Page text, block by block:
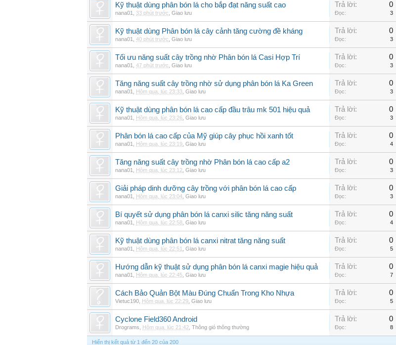
Kỹ thuật dùng phân bón lá cho bắp đạt năng suất cao
nana01 33 phút trước Giao lưu
Trả lời: 0
Đọc: 3
Kỹ thuật dùng Phân bón lá cây cảnh tăng cường đề kháng
nana01 40 phút trước Giao lưu
Trả lời: 0
Đọc: 3
Tối ưu năng suất cây trồng nhờ Phân bón lá Casi Hợp Trí
nana01 47 phút trước Giao lưu
Trả lời: 0
Đọc: 3
Tăng năng suất cây trồng nhờ sử dụng phân bón lá Ka Green
nana01 Hôm qua, lúc 23:33 Giao lưu
Trả lời: 0
Đọc: 3
Kỹ thuật dùng phân bón lá cao cấp đầu trâu mk 501 hiệu quả
nana01 Hôm qua, lúc 23:26 Giao lưu
Trả lời: 0
Đọc: 3
Phân bón lá cao cấp của Mỹ giúp cây phục hồi xanh tốt
nana01 Hôm qua, lúc 23:19 Giao lưu
Trả lời: 0
Đọc: 4
Tăng năng suất cây trồng nhờ Phân bón lá cao cấp a2
nana01 Hôm qua, lúc 23:12 Giao lưu
Trả lời: 0
Đọc: 3
Giải pháp dinh dưỡng cây trồng với phân bón lá cao cấp
nana01 Hôm qua, lúc 23:04 Giao lưu
Trả lời: 0
Đọc: 3
Bí quyết sử dụng phân bón lá canxi silic tăng năng suất
nana01 Hôm qua, lúc 22:58 Giao lưu
Trả lời: 0
Đọc: 4
Kỹ thuật dùng phân bón lá canxi nitrat tăng năng suất
nana01 Hôm qua, lúc 22:51 Giao lưu
Trả lời: 0
Đọc: 5
Hướng dẫn kỹ thuật sử dụng phân bón lá canxi magie hiệu quả
nana01 Hôm qua, lúc 22:45 Giao lưu
Trả lời: 0
Đọc: 7
Cách Bảo Quản Bột Màu Đúng Chuẩn Trong Kho Nhựa
Vietuc190 Hôm qua, lúc 22:29 Giao lưu
Trả lời: 0
Đọc: 5
Cyclone Field360 Android
Drograms Hôm qua, lúc 21:42 Thông gió thông thường
Trả lời: 0
Đọc: 8
Hiển thị kết quả từ 1 đến 20 của 200